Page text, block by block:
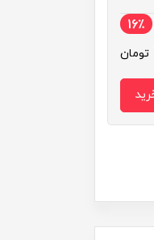
16٪
تومان